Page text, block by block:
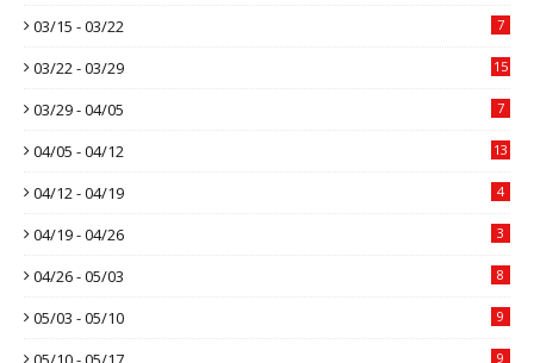
03/15 - 03/22 7
03/22 - 03/29 15
03/29 - 04/05 7
04/05 - 04/12 13
04/12 - 04/19 4
04/19 - 04/26 3
04/26 - 05/03 8
05/03 - 05/10 9
9